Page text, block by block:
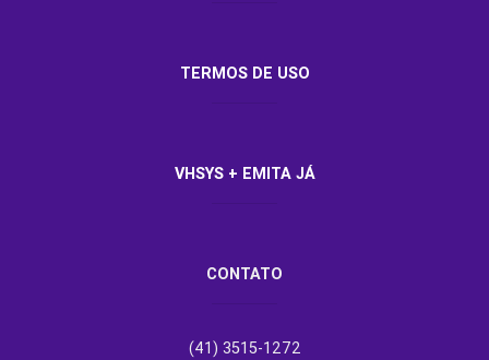
TERMOS DE USO
VHSYS + EMITA JÁ
CONTATO
(41) 3515-1272